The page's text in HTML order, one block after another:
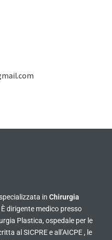
in Chirurgia
È dirigente medico presso
Plastica, ospedale per le
al SICPRE e all’AICPE , le